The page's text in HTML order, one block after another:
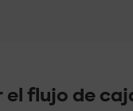
flujo de